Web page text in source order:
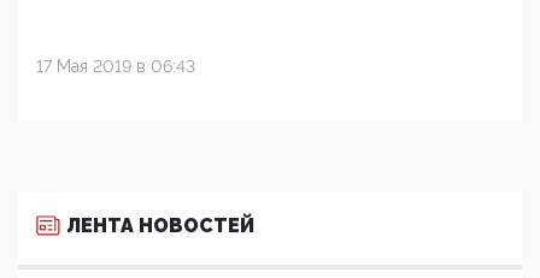
17 Мая 2019 в 06:43
ЛЕНТА НОВОСТЕЙ